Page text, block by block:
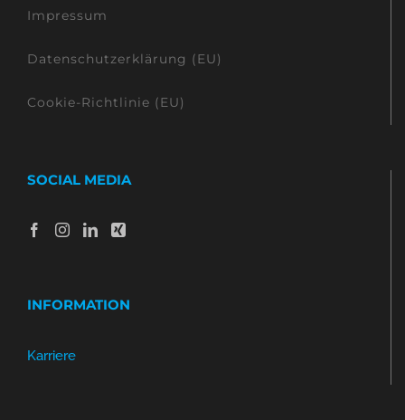
Impressum
Datenschutzerklärung (EU)
Cookie-Richtlinie (EU)
SOCIAL MEDIA
INFORMATION
Karriere